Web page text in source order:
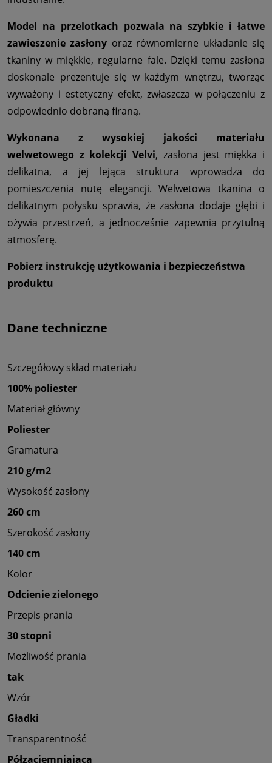
Model na przelotkach pozwala na szybkie i łatwe
zawieszenie zasłony oraz równomierne układanie się
tkaniny w miękkie, regularne fale. Dzięki temu zasłona
doskonale prezentuje się w każdym wnętrzu, tworząc
wyważony i estetyczny efekt, zwłaszcza w połączeniu z
odpowiednio dobraną firaną.
Wykonana z wysokiej jakości materiału
welwetowego z kolekcji Velvi, zasłona jest miękka i
delikatna, a jej lejąca struktura wprowadza do
pomieszczenia nutę elegancji. Welwetowa tkanina o
delikatnym połysku sprawia, że zasłona dodaje głębi i
ożywia przestrzeń, a jednocześnie zapewnia przytulną
atmosferę.
Pobierz instrukcję użytkowania i bezpieczeństwa
produktu
Dane techniczne
Szczegółowy skład materiału
100% poliester
Materiał główny
Poliester
Gramatura
210 g/m2
Wysokość zasłony
260 cm
Szerokość zasłony
140 cm
Kolor
Odcienie zielonego
Przepis prania
30 stopni
Możliwość prania
tak
Wzór
Gładki
Transparentność
Półzaciemniająca